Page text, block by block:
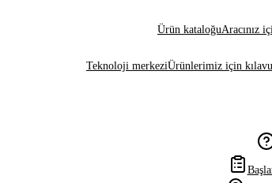
Ürün kataloğuAracınız
Teknoloji merkeziÜrünlerimiz için